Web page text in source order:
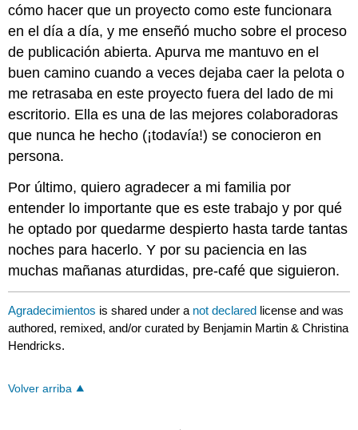
cómo hacer que un proyecto como este funcionara
en el día a día, y me enseñó mucho sobre el proceso
de publicación abierta. Apurva me mantuvo en el
buen camino cuando a veces dejaba caer la pelota o
me retrasaba en este proyecto fuera del lado de mi
escritorio. Ella es una de las mejores colaboradoras
que nunca he hecho (¡todavía!) se conocieron en
persona.
Por último, quiero agradecer a mi familia por
entender lo importante que es este trabajo y por qué
he optado por quedarme despierto hasta tarde tantas
noches para hacerlo. Y por su paciencia en las
muchas mañanas aturdidas, pre-café que siguieron.
Agradecimientos is shared under a not declared license and was
authored, remixed, and/or curated by Benjamin Martin & Christina
Hendricks.
Volver arriba